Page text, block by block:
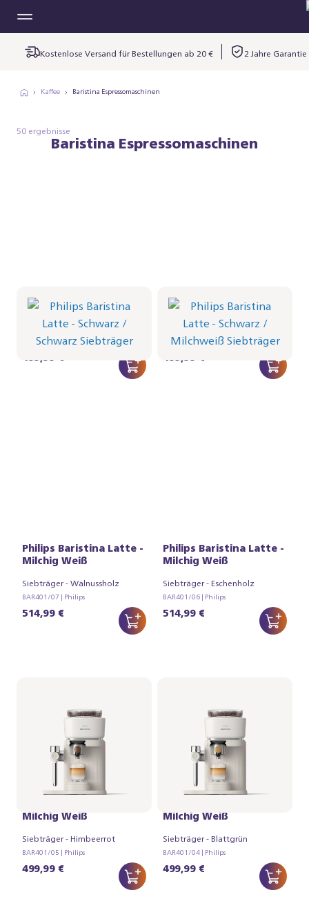
Kostenlose Versand für Bestellungen ab 20 € 2 Jahre Garantie
Kaffee Baristina Espressomaschinen
50 ergebnisse
Baristina Espressomaschinen
Schwarz
Siebträger - Schwarzgrau
BAR401/62 | Philips
499,99 €
Schwarz
Siebträger - Naturweiß
BAR401/61 | Philips
499,99 €
Philips Baristina Latte -
Milchig Weiß
Siebträger - Walnussholz
BAR401/07 | Philips
514,99 €
Philips Baristina Latte -
Milchig Weiß
Siebträger - Eschenholz
BAR401/06 | Philips
514,99 €
Milchig Weiß
Siebträger - Himbeerrot
BAR401/05 | Philips
499,99 €
Milchig Weiß
Siebträger - Blattgrün
BAR401/04 | Philips
499,99 €